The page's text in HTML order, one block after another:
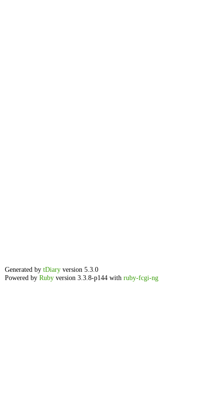
Generated by tDiary version 5.3.0
Powered by Ruby version 3.3.8-p144 with ruby-fcgi-ng